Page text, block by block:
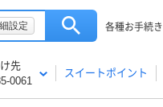
設定 各種お手続き
先
0061
スイートポイント